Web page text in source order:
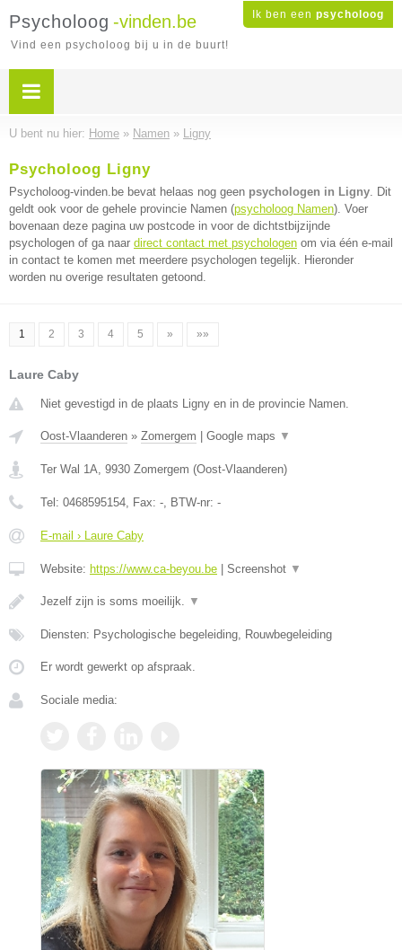
Ik ben een psycholoog
Psycholoog -vinden.be
Vind een psycholoog bij u in de buurt!
U bent nu hier: Home » Namen » Ligny
Psycholoog Ligny
Psycholoog-vinden.be bevat helaas nog geen psychologen in Ligny. Dit
geldt ook voor de gehele provincie Namen (psycholoog Namen). Voer
bovenaan deze pagina uw postcode in voor de dichtstbijzijnde
psychologen of ga naar direct contact met psychologen om via één e-mail
in contact te komen met meerdere psychologen tegelijk. Hieronder
worden nu overige resultaten getoond.
1 2 3 4 5 » »»
Laure Caby
Niet gevestigd in de plaats Ligny en in de provincie Namen.
Oost-Vlaanderen » Zomergem Google maps ▼
Ter Wal 1A, 9930 Zomergem (Oost-Vlaanderen)
Tel: 0468595154, Fax: -, BTW-nr: -
E-mail › Laure Caby
Website: https://www.ca-beyou.be Screenshot ▼
Jezelf zijn is soms moeilijk. ▼
Diensten: Psychologische begeleiding, Rouwbegeleiding
Er wordt gewerkt op afspraak.
Sociale media: